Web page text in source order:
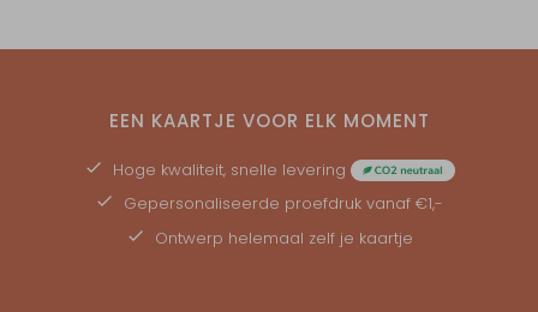
EEN KAARTJE VOOR ELK MOMENT
Hoge kwaliteit, snelle levering
Gepersonaliseerde proefdruk vanaf €1,-
Ontwerp helemaal zelf je kaartje